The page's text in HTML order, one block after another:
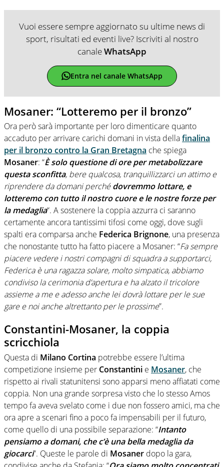
Vuoi essere sempre aggiornato su ultime news di
sport, risultati ed eventi live? Iscriviti al nostro
canaleWhatsApp
Entra nel canale WhatsApp
Mosaner: “Lotteremo per il bronzo”
Ora però sarà importante per loro dimenticare quanto
accaduto per arrivare carichi domani in vista dellafinalina
per il bronzo contro la Gran Bretagna che spiega
Mosaner: “È solo questione di ore per metabolizzare
questa sconfitta, bere qualcosa, tranquillizzarci un attimo e
riprendere da domani perchédovremmo lottare, e
lotteremo con tutto il nostro cuore e le nostre forze per
la medaglia“. A sostenere la coppia azzurra ci saranno
certamente ancora tantissimi tifosi come oggi, dove sugli
spalti era comparsa anche Federica Brignone, una presenza
che nonostante tutto ha fatto piacere a Mosaner: “Fa sempre
piacere vedere i nostri compagni di squadra a supportarci,
Federica è una ragazza solare, molto simpatica, abbiamo
condiviso la cerimonia d’apertura e ha alzato il tricolore
assieme a me e adesso anche lei dovrà lottare per le sue
gare e noi anche altrettanto per le prossime”.
Constantini-Mosaner, la coppia
scricchiola
Questa di Milano Cortina potrebbe essere l’ultima
competizione insieme per Constantini e Mosaner, che
rispetto ai rivali statunitensi sono apparsi meno affiatati come
coppia. Non una grande sorpresa visto che lo stesso Amos
tempo fa aveva svelato come i due non fossero amici, ma che
ora apre a scenari fino a poco fa impensabili per il futuro,
come quello di una possibile separazione: “Intanto
pensiamo a domani, che c’è una bella medaglia da
giocarci”. Queste le parole di Mosaner dopo la gara,